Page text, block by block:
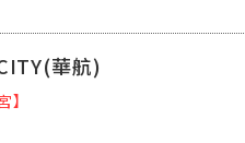
華航)
】